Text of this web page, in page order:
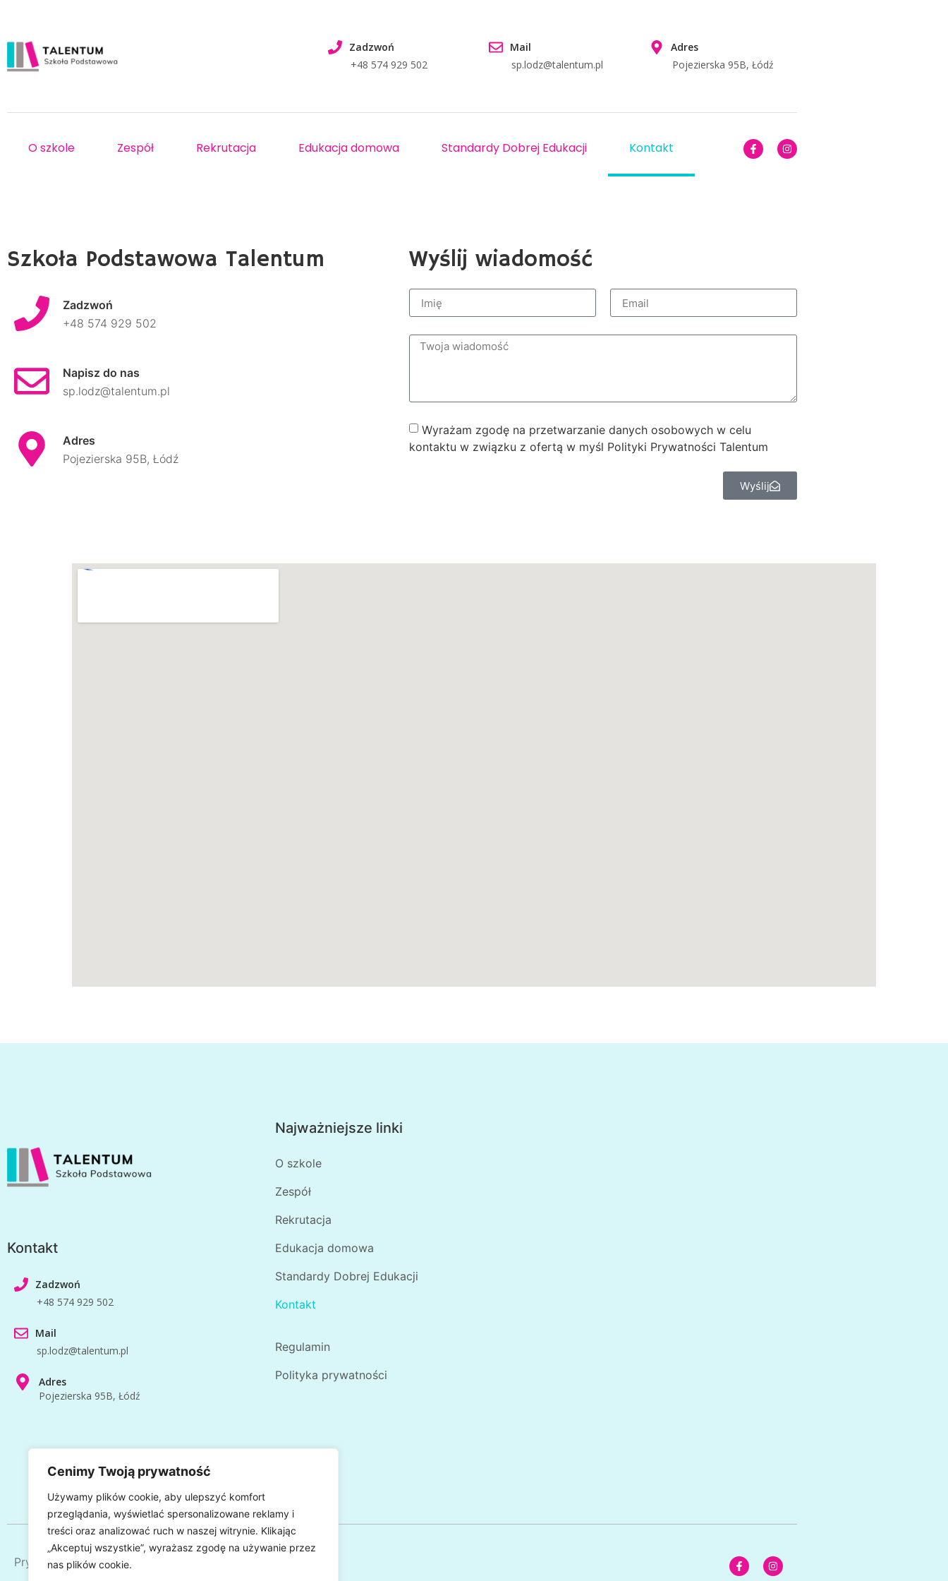
Cenimy Twoją prywatność
Używamy plików cookie, aby ulepszyć komfort
przeglądania, wyświetlać spersonalizowane reklamy i
treści oraz analizować ruch w naszej witrynie. Klikając
„Akceptuj wszystkie”, wyrażasz zgodę na używanie przez
nas plików cookie.
Zadzwoń
+48 574 929 502
Mail
sp.lodz@talentum.pl
Adres
Pojezierska 95B, Łódź
O szkole Zespół Rekrutacja Edukacja domowa Standardy Dobrej Edukacji Kontakt
Szkoła Podstawowa Talentum
Zadzwoń
+48 574 929 502
Napisz do nas
sp.lodz@talentum.pl
Adres
Pojezierska 95B, Łódź
Wyślij wiadomość
Wyrażam zgodę na przetwarzanie danych osobowych w celu
kontaktu w związku z ofertą w myśl Polityki Prywatności Talentum
Wyślij
Kontakt
Zadzwoń
+48 574 929 502
Mail
sp.lodz@talentum.pl
Adres
Pojezierska 95B, Łódź
Najważniejsze linki
O szkole
Zespół
Rekrutacja
Edukacja domowa
Standardy Dobrej Edukacji
Kontakt
Regulamin
Polityka prywatności
Prywatna szkoła podstawowa Łódź